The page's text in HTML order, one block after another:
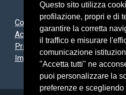
Questo sito utilizza
profilazione, propri e di
garantire la corretta
il traffico e misurare
comunicazione
"Accetta tutti" ne
puoi personalizzare la
preferenze e
Contatti
Accessibilità
Privacy e cookies
Impostazioni cookie